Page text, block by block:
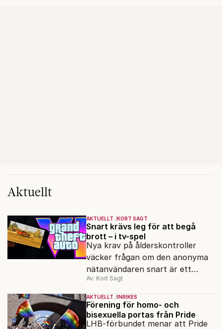
Aktuellt
AKTUELLT KORT SAGT
Snart krävs leg för att begå
brott – i tv-spel
Nya krav på ålderskontroller
väcker frågan om den anonyma
nätanvändaren snart är ett
minne blott.
Av: Kort Sagt
AKTUELLT INRIKES
Förening för homo- och
bisexuella portas från Pride
LHB-förbundet menar att Pride